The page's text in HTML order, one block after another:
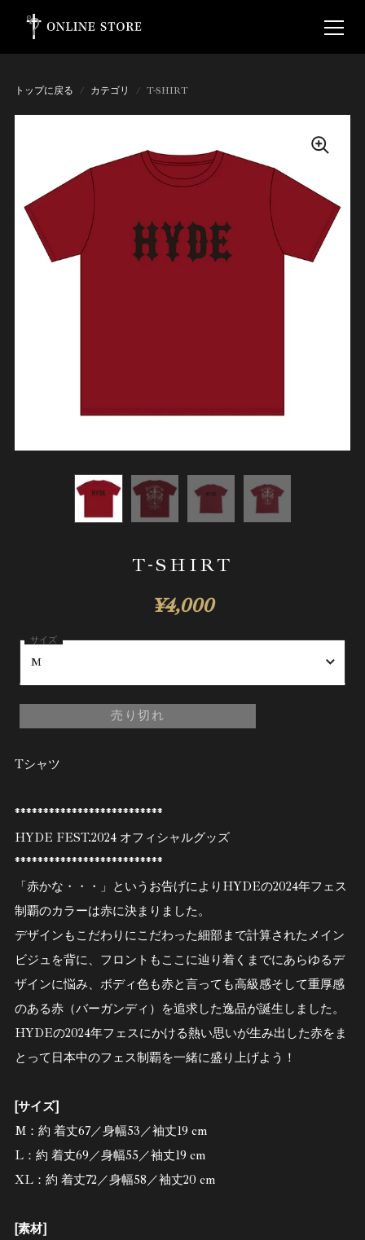
T-SHIRT
¥4,000
M
L
XL
売り切れ
Tシャツ
**************************
HYDE FEST.2024 オフィシャルグッズ
**************************
「赤かな・・・」というお告げによりHYDEの2024年フェス
制覇のカラーは赤に決まりました。
デザインもこだわりにこだわった細部まで計算されたメイン
ビジュを背に、フロントもここに辿り着くまでにあらゆるデ
ザインに悩み、ボディ色も赤と言っても高級感そして重厚感
のある赤（バーガンディ）を追求した逸品が誕生しました。
HYDEの2024年フェスにかける熱い思いが生み出した赤をま
とって日本中のフェス制覇を一緒に盛り上げよう！
[サイズ]
M：約 着丈67／身幅53／袖丈19 cm
L：約 着丈69／身幅55／袖丈19 cm
XL：約 着丈72／身幅58／袖丈20 cm
[素材]
トップに戻る / カテゴリ / T-SHIRT